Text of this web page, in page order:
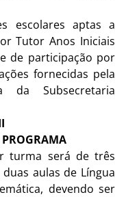
escolares aptas a
Tutor Anos Iniciais
de participação por
fornecidas pela
da Subsecretaria
turma será de três
aulas de Língua
devendo ser